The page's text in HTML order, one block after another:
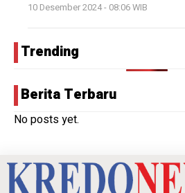
10 Desember 2024 - 08:06 WIB
Trending
Berita Terbaru
No posts yet.